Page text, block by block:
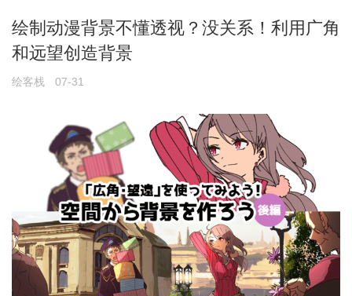
绘制动漫背景不懂透视？没关系！利用广角
和远望创造背景
绘客栈 07-31